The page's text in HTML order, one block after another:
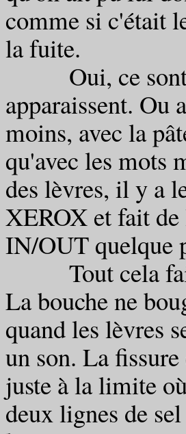
comme si c'était
la fuite.
Oui, ce sont
apparaissent. Ou
moins, avec la
qu'avec les mots
des lèvres, il y a
XEROX et fait
IN/OUT quelque
Tout cela fait
La bouche ne
quand les lèvres
un son. La
juste à la limite
deux lignes de